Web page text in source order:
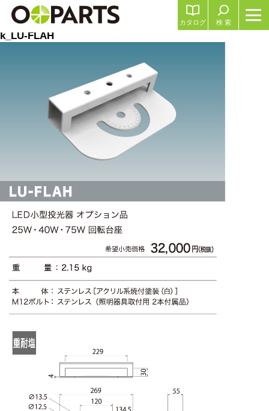
検 索
カタログ
k_LU-FLAH